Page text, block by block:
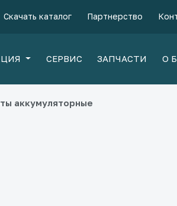
Скачать каталог Партнерство
СЕРВИС ЗАПЧАСТИ О
аккумуляторные